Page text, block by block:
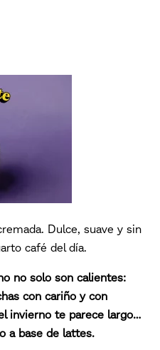
Dulce, suave y sin
café del día.
no solo son calientes:
con cariño y con
invierno te parece largo…
a base de lattes.